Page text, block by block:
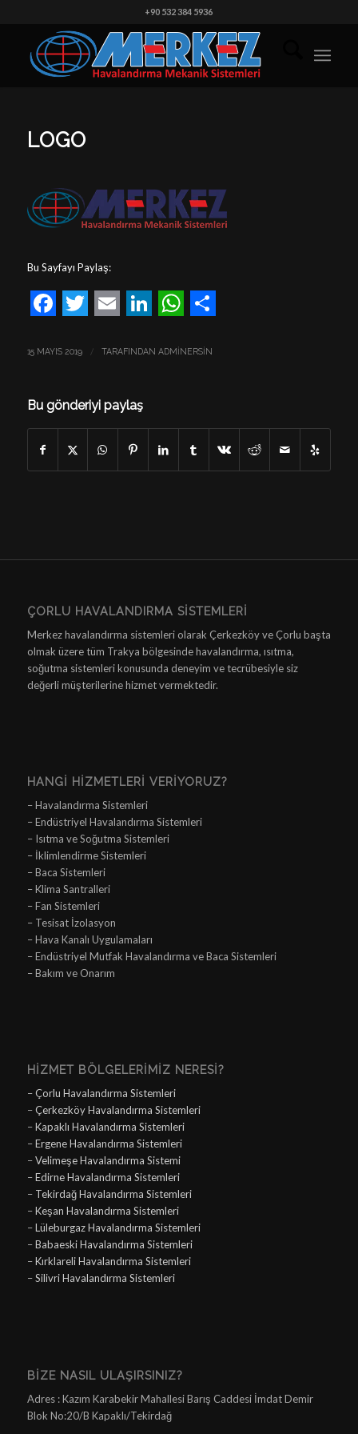
+90 532 384 5936
LOGO
Bu Sayfayı Paylaş:
15 MAYIS 2019 / TARAFINDAN ADMINERSIN
Bu gönderiyi paylaş
ÇORLU HAVALANDIRMA SISTEMLERI
Merkez havalandırma sistemleri olarak Çerkezköy ve Çorlu başta
olmak üzere tüm Trakya bölgesinde havalandırma, ısıtma,
soğutma sistemleri konusunda deneyim ve tecrübesiyle siz
değerli müşterilerine hizmet vermektedir.
HANGI HIZMETLERI VERIYORUZ?
– Havalandırma Sistemleri
– Endüstriyel Havalandırma Sistemleri
– Isıtma ve Soğutma Sistemleri
– İklimlendirme Sistemleri
– Baca Sistemleri
– Klima Santralleri
– Fan Sistemleri
– Tesisat İzolasyon
– Hava Kanalı Uygulamaları
– Endüstriyel Mutfak Havalandırma ve Baca Sistemleri
– Bakım ve Onarım
HIZMET BÖLGELERIMIZ NERESI?
–Çorlu Havalandırma Sistemleri
–Çerkezköy Havalandırma Sistemleri
–Kapaklı Havalandırma Sistemleri
–Ergene Havalandırma Sistemleri
–Velimeşe Havalandırma Sistemi
–Edirne Havalandırma Sistemleri
– Tekirdağ Havalandırma Sistemleri
–Keşan Havalandırma Sistemleri
–Lüleburgaz Havalandırma Sistemleri
–Babaeski Havalandırma Sistemleri
–Kırklareli Havalandırma Sistemleri
–Silivri Havalandırma Sistemleri
BIZE NASIL ULAŞIRSINIZ?
Adres : Kazım Karabekir Mahallesi Barış Caddesi İmdat Demir
Blok No:20/B Kapaklı/Tekirdağ